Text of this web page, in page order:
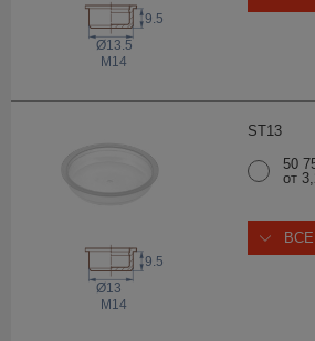
9.5
Ø13.5
M14
ST13
9.5
Ø13
M14
50
от